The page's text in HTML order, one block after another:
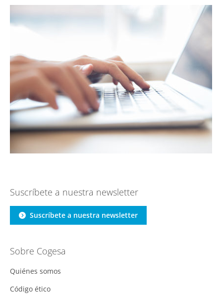
Suscríbete a nuestra newsletter
Suscríbete a nuestra newsletter
Sobre Cogesa
Quiénes somos
Código ético